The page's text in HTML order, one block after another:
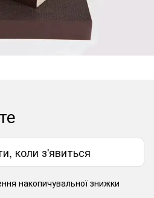
коли з'явиться
накопичувальної знижки